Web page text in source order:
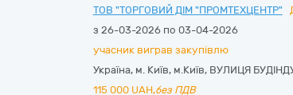
ТОВ "ТОРГОВИЙ ДІМ "ПРОМТЕХЦЕНТР"
з 26-03-2026 по 03-04-2026
учасник виграв закупівлю
Україна, м. Київ, м.Київ, ВУЛИЦЯ
115 000 UAH,без ПДВ